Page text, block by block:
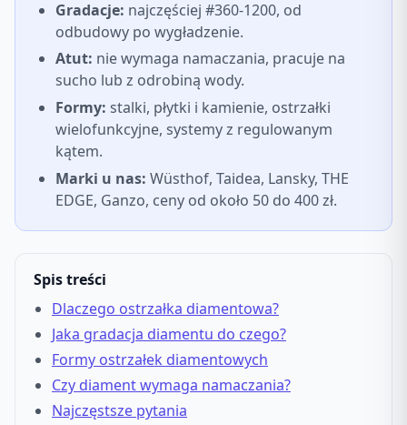
Gradacje: najczęściej #360-1200, od
odbudowy po wygładzenie.
Atut: nie wymaga namaczania, pracuje na
sucho lub z odrobiną wody.
Formy: stalki, płytki i kamienie, ostrzałki
wielofunkcyjne, systemy z regulowanym
kątem.
Marki u nas: Wüsthof, Taidea, Lansky, THE
EDGE, Ganzo, ceny od około 50 do 400 zł.
Spis treści
Dlaczego ostrzałka diamentowa?
Jaka gradacja diamentu do czego?
Formy ostrzałek diamentowych
Czy diament wymaga namaczania?
Najczęstsze pytania